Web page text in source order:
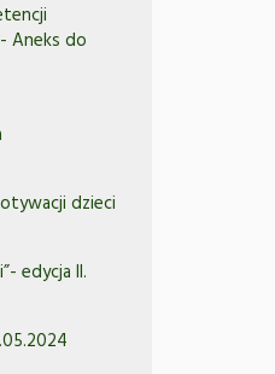
Aneks do
dzieci
edycja II.